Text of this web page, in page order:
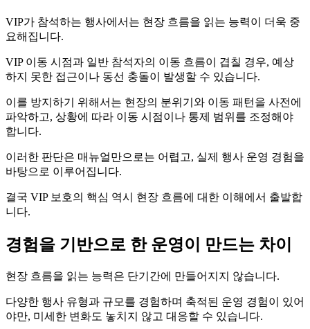
VIP가 참석하는 행사에서는 현장 흐름을 읽는 능력이 더욱 중
요해집니다.
VIP 이동 시점과 일반 참석자의 이동 흐름이 겹칠 경우, 예상
하지 못한 접근이나 동선 충돌이 발생할 수 있습니다.
이를 방지하기 위해서는 현장의 분위기와 이동 패턴을 사전에
파악하고, 상황에 따라 이동 시점이나 통제 범위를 조정해야
합니다.
이러한 판단은 매뉴얼만으로는 어렵고, 실제 행사 운영 경험을
바탕으로 이루어집니다.
결국 VIP 보호의 핵심 역시 현장 흐름에 대한 이해에서 출발합
니다.
경험을 기반으로 한 운영이 만드는 차이
현장 흐름을 읽는 능력은 단기간에 만들어지지 않습니다.
다양한 행사 유형과 규모를 경험하며 축적된 운영 경험이 있어
야만, 미세한 변화도 놓치지 않고 대응할 수 있습니다.